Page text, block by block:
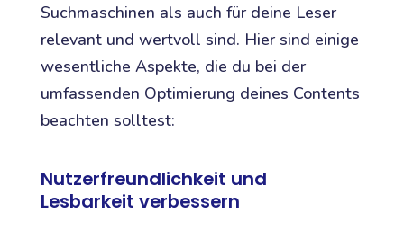
Suchmaschinen als auch für deine Leser
relevant und wertvoll sind. Hier sind einige
wesentliche Aspekte, die du bei der
umfassenden Optimierung deines Contents
beachten solltest:
Nutzerfreundlichkeit und
Lesbarkeit verbessern